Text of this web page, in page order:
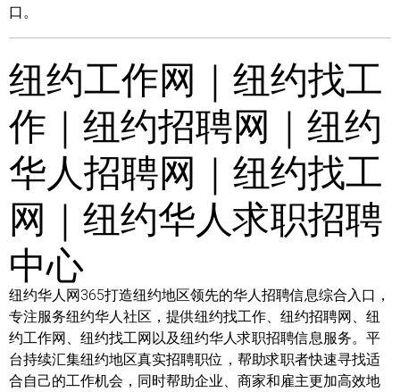
口。
纽约工作网｜纽约找工
作｜纽约招聘网｜纽约
华人招聘网｜纽约找工
网｜纽约华人求职招聘
中心
纽约华人网365打造纽约地区领先的华人招聘信息综合入口，
专注服务纽约华人社区，提供纽约找工作、纽约招聘网、纽
约工作网、纽约找工网以及纽约华人求职招聘信息服务。平
台持续汇集纽约地区真实招聘职位，帮助求职者快速寻找适
合自己的工作机会，同时帮助企业、商家和雇主更加高效地